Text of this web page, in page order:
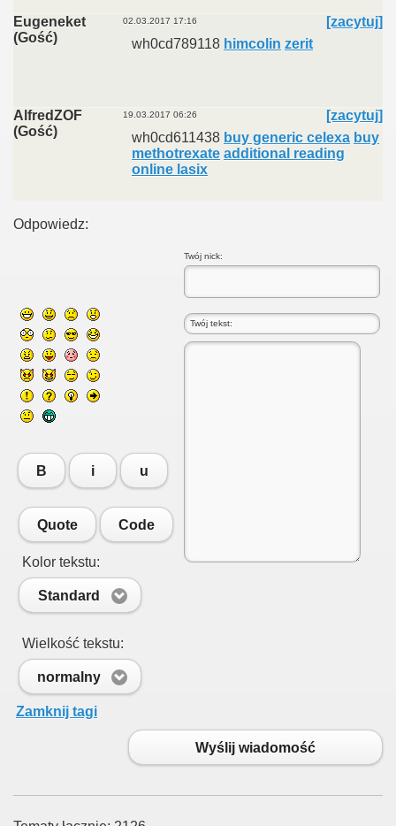
Eugeneket
(Gość)
02.03.2017 17:16
[zacytuj]
wh0cd789118 himcolin zerit
AlfredZOF
(Gość)
19.03.2017 06:26
[zacytuj]
wh0cd611438 buy generic celexa buy
methotrexate additional reading
online lasix
Odpowiedz:
Twój nick:
B i u
Quote Code
Kolor tekstu:
Standard
Wielkość tekstu:
normalny
Zamknij tagi
Wyślij wiadomość